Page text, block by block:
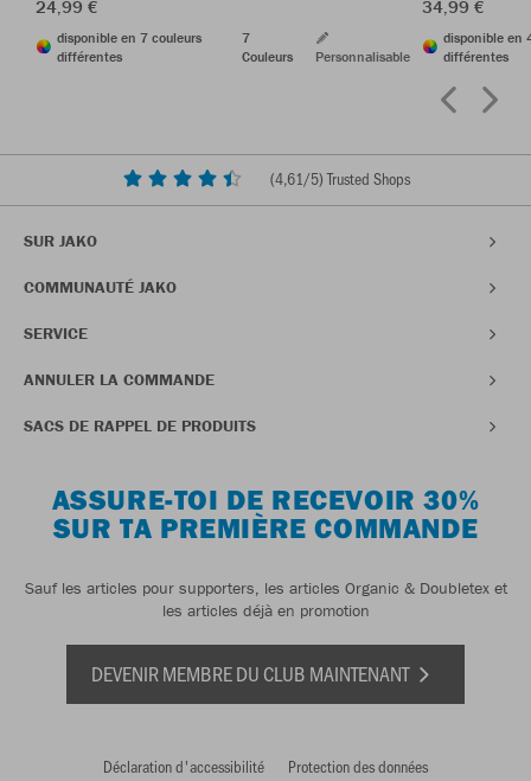
24,99 €
disponible en 7 couleurs
différentes
7
Couleurs
Personnalisable
34,99 €
disponible en
différentes
(4,61/5) Trusted Shops
SUR JAKO
COMMUNAUTÉ JAKO
SERVICE
ANNULER LA COMMANDE
SACS DE RAPPEL DE PRODUITS
ASSURE-TOI DE RECEVOIR 30%
SUR TA PREMIÈRE COMMANDE
Sauf les articles pour supporters, les articles Organic & Doubletex et
les articles déjà en promotion
DEVENIR MEMBRE DU CLUB MAINTENANT
Déclaration d'accessibilité Protection des données